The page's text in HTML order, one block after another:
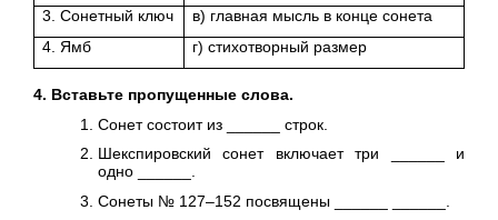
3. Сонетный ключ
в) главная мысль в конце сонета
4. Ямб
г) стихотворный размер
4. Вставьте пропущенные слова.
Сонет состоит из ______ строк.
Шекспировский сонет включает три ______ и
одно ______.
Сонеты № 127–152 посвящены ______ ______.